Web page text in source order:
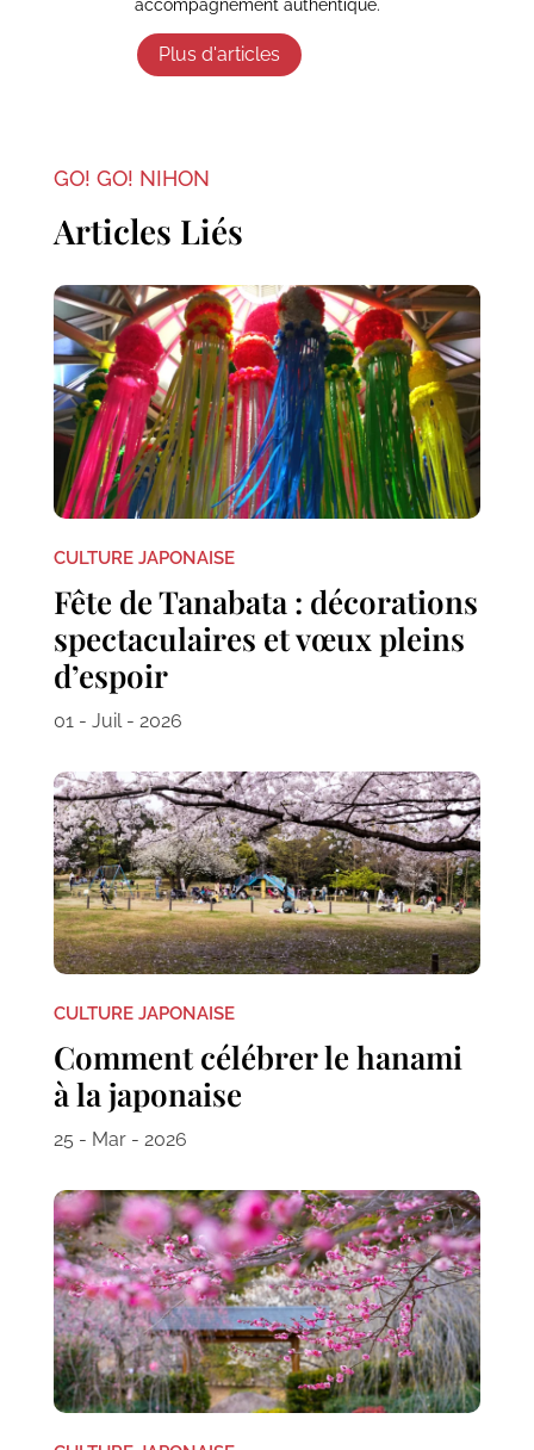
accompagnement authentique.
Plus d'articles
GO! GO! NIHON
Articles Liés
CULTURE JAPONAISE
Fête de Tanabata : décorations
spectaculaires et vœux pleins
d’espoir
01 - Juil - 2026
CULTURE JAPONAISE
Comment célébrer le hanami
à la japonaise
25 - Mar - 2026